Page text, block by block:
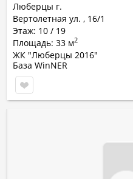
Люберцы г.
Вертолетная ул. , 16/1
Этаж: 10 / 19
Площадь: 33 м2
ЖК "Люберцы 2016"
База WinNER